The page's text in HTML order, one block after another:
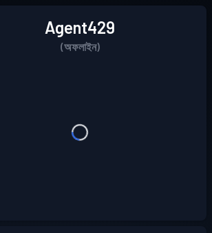
Agent429
(অফলাইন)